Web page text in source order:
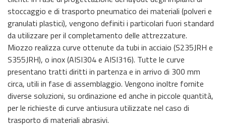
stoccaggio e di trasporto pneumatico dei materiali (polveri e
granulati plastici), vengono definiti i particolari fuori standard
da utilizzare per il completamento delle attrezzature.
Miozzo realizza curve ottenute da tubi in acciaio (S235JRH e
S355JRH), o inox (AISI304 e AISI316). Tutte le curve
presentano tratti diritti in partenza e in arrivo di 300 mm
circa, utili in fase di assemblaggio. Vengono inoltre fornite
diverse soluzioni, su ordinazione ed anche in piccole quantità,
per le richieste di curve antiusura utilizzate nel caso di
trasporto di materiali abrasivi.